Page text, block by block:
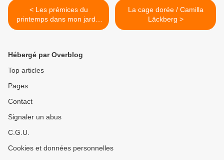
< Les prémices du
printemps dans mon jardin
provençal
La cage dorée / Camilla
Läckberg >
Hébergé par Overblog
Top articles
Pages
Contact
Signaler un abus
C.G.U.
Cookies et données personnelles